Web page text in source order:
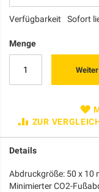
Verfügbarkeit Sofort
Menge
Weiter
ZUR
Details
Abdruckgröße: 50 x 10
Minimierter CO2-